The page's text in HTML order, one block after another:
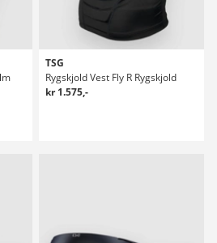
TSG
Rygskjold Vest Fly R Rygskjold
kr 1.575,-